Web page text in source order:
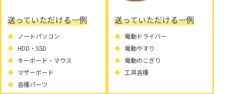
送っていただける一例
ノートパソコン
HDD・SSD
キーボード・マウス
マザーボード
各種パーツ
送っていただける一例
電動ドライバー
電動やすり
電動のこぎり
工具各種